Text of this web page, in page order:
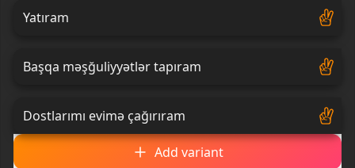
Yatıram
Başqa məşğuliyyətlər tapıram
Dostlarımı evimə çağırıram
Add variant